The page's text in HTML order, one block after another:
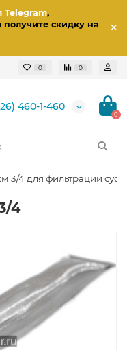
Telegram,
получите скидку на
0 0
460-1-460
0
3/4 для фильтрации
4